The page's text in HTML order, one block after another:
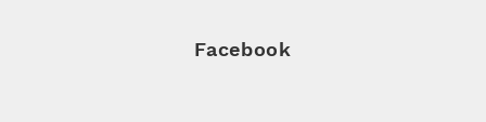
Facebook